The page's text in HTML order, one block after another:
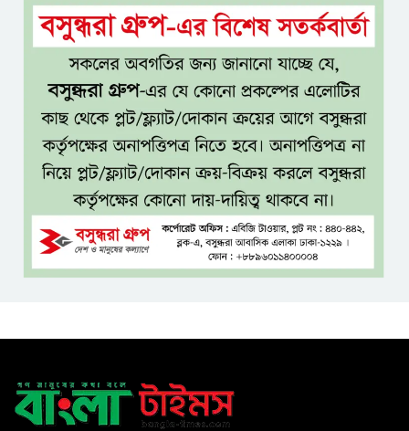
আ ‘লীগের রাজনৈতিক মৃত্যু হয়েছে
ঢাকায়, দাফন হয়েছে দিল্লিতে:
স্বরাষ্ট্রমন্ত্রী
ভারত সম্ভবত আর শেখ হাসিনাকে
রাখতে চায় না
বাংলাদেশ আর কখনো ‘ক্লায়েন্ট
স্টেট’ হবে না: পররাষ্ট্রমন্ত্রী
​ম্যানুফ্যাকচারিং ও ডিজিটাল
অর্থনীতিতে ভর করে ৫ ট্রিলিয়ন